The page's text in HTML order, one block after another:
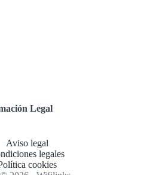
Legal
Aviso legal
legales
cookies